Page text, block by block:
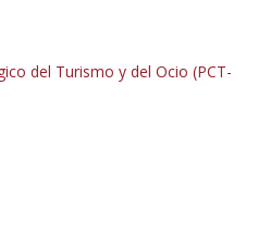
del Turismo y del Ocio (PCT-